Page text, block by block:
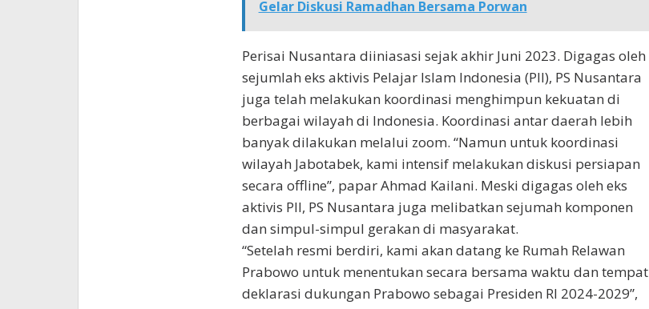
Gelar Diskusi Ramadhan Bersama Porwan
Perisai Nusantara diiniasasi sejak akhir Juni 2023. Digagas oleh
sejumlah eks aktivis Pelajar Islam Indonesia (PII), PS Nusantara
juga telah melakukan koordinasi menghimpun kekuatan di
berbagai wilayah di Indonesia. Koordinasi antar daerah lebih
banyak dilakukan melalui zoom. “Namun untuk koordinasi
wilayah Jabotabek, kami intensif melakukan diskusi persiapan
secara offline”, papar Ahmad Kailani. Meski digagas oleh eks
aktivis PII, PS Nusantara juga melibatkan sejumah komponen
dan simpul-simpul gerakan di masyarakat.
“Setelah resmi berdiri, kami akan datang ke Rumah Relawan
Prabowo untuk menentukan secara bersama waktu dan tempat
deklarasi dukungan Prabowo sebagai Presiden RI 2024-2029”,